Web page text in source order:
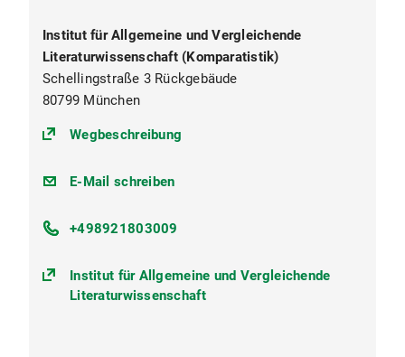
Institut für Allgemeine und Vergleichende
Literaturwissenschaft (Komparatistik)
Schellingstraße 3 Rückgebäude
80799 München
Wegbeschreibung
avl@lrz.uni-
E-Mail schreiben
+498921803009
Institut für Allgemeine und Vergleichende
Literaturwissenschaft